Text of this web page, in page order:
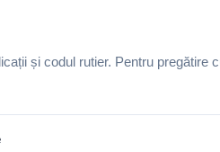
și codul rutier. Pentru pregătire